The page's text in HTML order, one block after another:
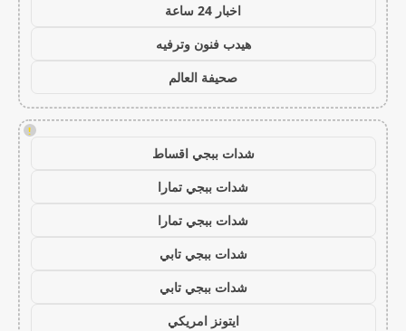
اخبار 24 ساعة
هيدب فنون وترفيه
صحيفة العالم
!
شدات ببجي اقساط
شدات ببجي تمارا
شدات ببجي تمارا
شدات ببجي تابي
شدات ببجي تابي
ايتونز امريكي